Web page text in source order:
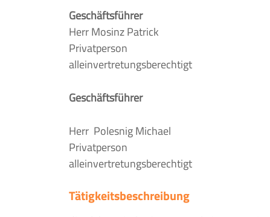
Geschäftsführer
Herr Mosinz Patrick
Privatperson
alleinvertretungsberechtigt
Geschäftsführer
Herr Polesnig Michael
Privatperson
alleinvertretungsberechtigt
Tätigkeitsbeschreibung